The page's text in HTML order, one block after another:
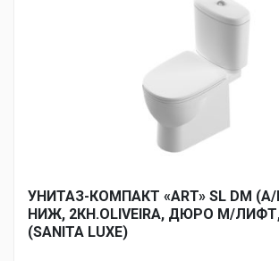
УНИТАЗ-КОМПАКТ «ART» SL DM
НИЖ, 2КН.OLIVEIRA, ДЮРО М/
(SANITA LUXE)